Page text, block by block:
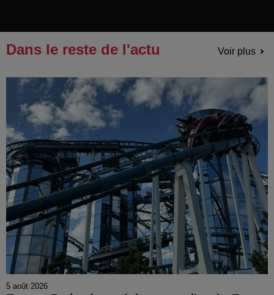
Dans le reste de l'actu Voir plus
5 août 2026